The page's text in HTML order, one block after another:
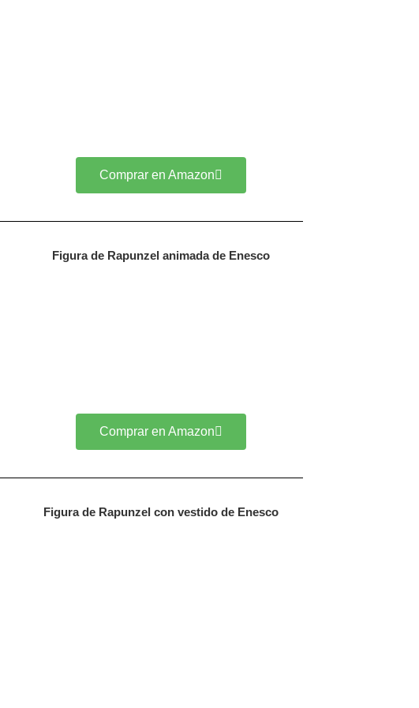
Comprar en Amazon
Figura de Rapunzel animada de Enesco
Comprar en Amazon
Figura de Rapunzel con vestido de Enesco